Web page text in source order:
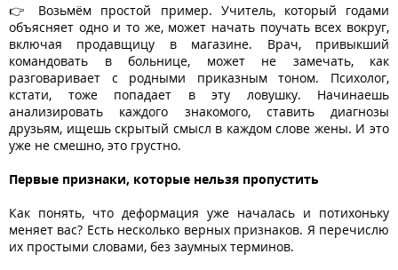
👉 Возьмём простой пример. Учитель, который годами
объясняет одно и то же, может начать поучать всех вокруг,
включая продавщицу в магазине. Врач, привыкший
командовать в больнице, может не замечать, как
разговаривает с родными приказным тоном. Психолог,
кстати, тоже попадает в эту ловушку. Начинаешь
анализировать каждого знакомого, ставить диагнозы
друзьям, ищешь скрытый смысл в каждом слове жены. И это
уже не смешно, это грустно.
Первые признаки, которые нельзя пропустить
Как понять, что деформация уже началась и потихоньку
меняет вас? Есть несколько верных признаков. Я перечислю
их простыми словами, без заумных терминов.